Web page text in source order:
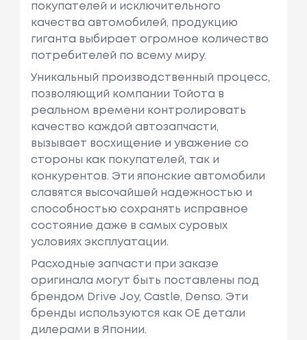
покупателей и исключительного
качества автомобилей, продукцию
гиганта выбирает огромное количество
потребителей по всему миру.
Уникальный производственный процесс,
позволяющий компании Тойота в
реальном времени контролировать
качество каждой автозапчасти,
вызывает восхищение и уважение со
стороны как покупателей, так и
конкурентов. Эти японские автомобили
славятся высочайшей надежностью и
способностью сохранять исправное
состояние даже в самых суровых
условиях эксплуатации.
Расходные запчасти при заказе
оригинала могут быть поставлены под
брендом Drive Joy, Castle, Denso. Эти
бренды используются как ОЕ детали
дилерами в Японии.